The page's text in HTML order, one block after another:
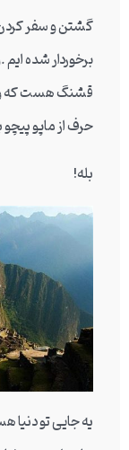
گشتن و سفر کردن
برخوردار شده
قشنگ هست که
حرف از ماپو
بله!
یه جایی تو دنیا